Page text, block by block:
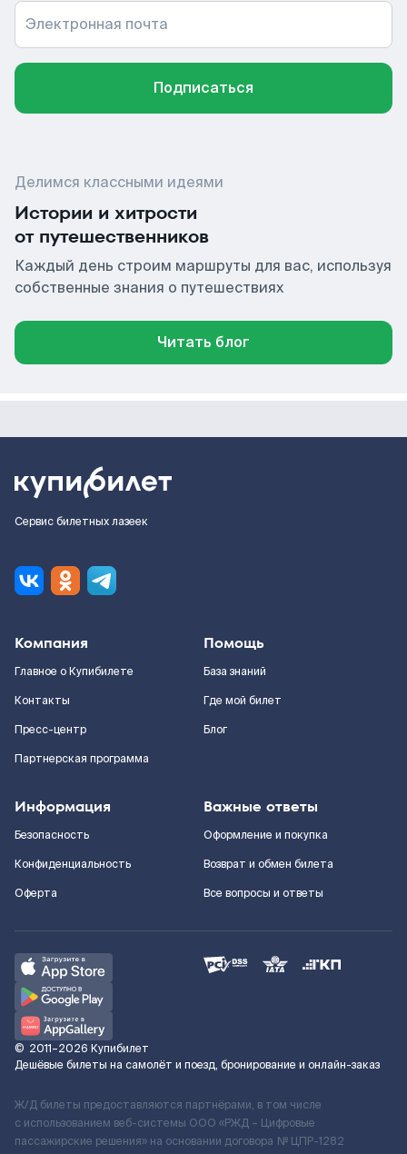
Электронная почта
Подписаться
Делимся классными идеями
Истории и хитрости
от путешественников
Каждый день строим маршруты для вас, используя
собственные знания о путешествиях
Читать блог
Сервис билетных лазеек
Компания
Главное о Купибилете
Контакты
Пресс-центр
Партнерская программа
Помощь
База знаний
Где мой билет
Блог
Информация
Безопасность
Конфиденциальность
Оферта
Важные ответы
Оформление и покупка
Возврат и обмен билета
Все вопросы и ответы
© 2011–2026 Купибилет
Дешёвые билеты на самолёт и поезд, бронирование и онлайн-заказ
Ж/Д билеты предоставляются партнёрами, в том числе
с использованием веб-системы ООО «РЖД – Цифровые
пассажирские решения» на основании договора № ЦПР-1282